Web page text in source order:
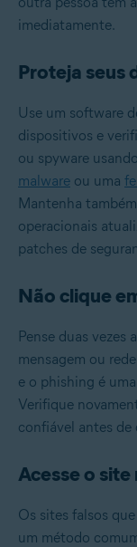
imediatamente.
Proteja seus
Use um software
dispositivos e
ou spyware
malware ou uma
Mantenha
operacionais
patches de
Não clique
Pense duas vezes
mensagem ou
e o phishing é
Verifique
confiável antes de
Acesse o
Os sites falsos
um método